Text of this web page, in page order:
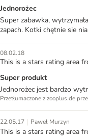
Jednorożec
Super zabawka,
zapach. Kotki chętnie sie
08.02.18
This is a stars rating area
Super produkt
Jednorożec jest bardzo
Przetłumaczone z zooplus.de
22.05.17 | Paweł Murzyn
This is a stars rating area